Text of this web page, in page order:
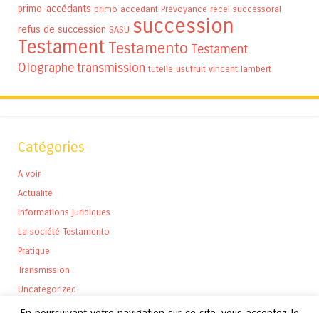
primo-accédants primo accedant Prévoyance recel successoral
refus de succession SASU succession
Testament Testamento Testament
Olographetransmission tutelle usufruit vincent lambert
Catégories
A voir
Actualité
Informations juridiques
La société Testamento
Pratique
Transmission
Uncategorized